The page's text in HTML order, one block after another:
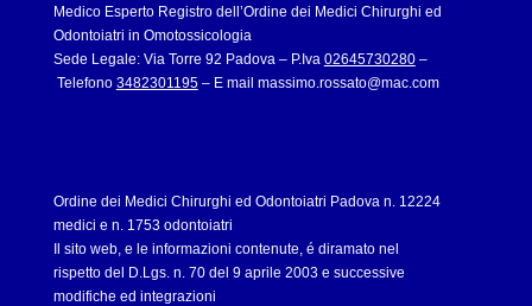
Medico Esperto Registro dell’Ordine dei Medici Chirurghi ed
Odontoiatri in Omotossicologia
Sede Legale: Via Torre 92 Padova – P.Iva 02645730280–
Telefono 3482301195– E mail massimo.rossato@mac.com
Ordine dei Medici Chirurghi ed Odontoiatri Padova n. 12224
medici e n. 1753 odontoiatri
Il sito web, e le informazioni contenute, é diramato nel
rispetto del D.Lgs. n. 70 del 9 aprile 2003 e successive
modifiche ed integrazioni